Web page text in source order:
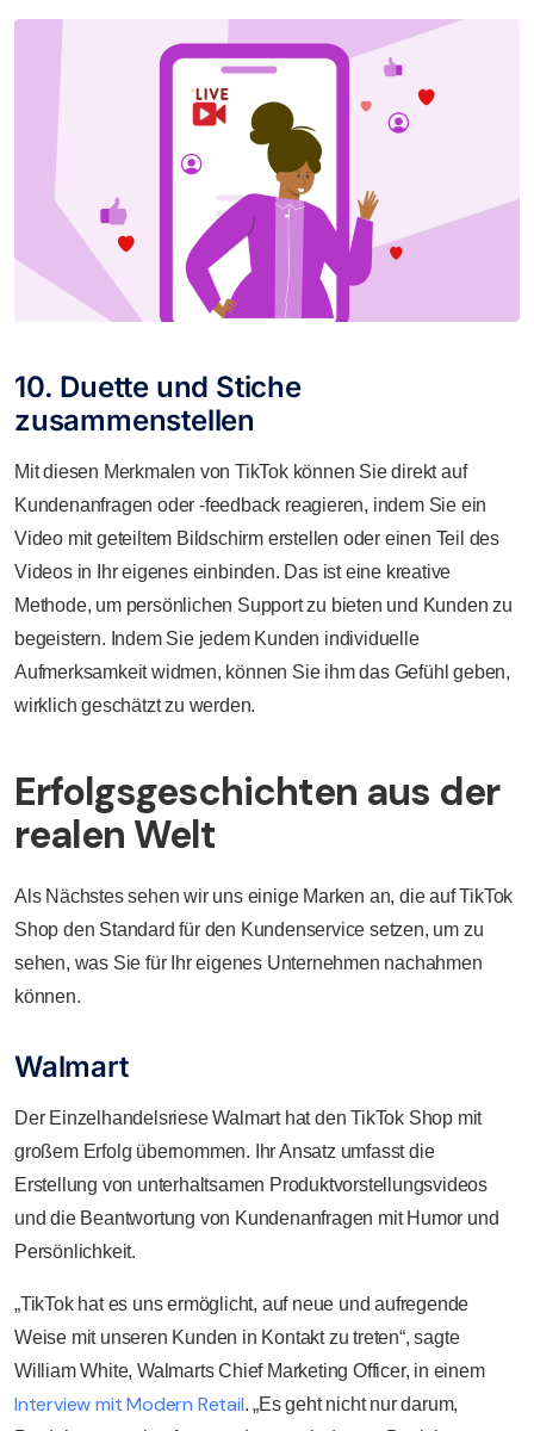
10. Duette und Stiche
zusammenstellen
Mit diesen Merkmalen von TikTok können Sie direkt auf
Kundenanfragen oder -feedback reagieren, indem Sie ein
Video mit geteiltem Bildschirm erstellen oder einen Teil des
Videos in Ihr eigenes einbinden. Das ist eine kreative
Methode, um persönlichen Support zu bieten und Kunden zu
begeistern. Indem Sie jedem Kunden individuelle
Aufmerksamkeit widmen, können Sie ihm das Gefühl geben,
wirklich geschätzt zu werden.
Erfolgsgeschichten aus der
realen Welt
Als Nächstes sehen wir uns einige Marken an, die auf TikTok
Shop den Standard für den Kundenservice setzen, um zu
sehen, was Sie für Ihr eigenes Unternehmen nachahmen
können.
Walmart
Der Einzelhandelsriese Walmart hat den TikTok Shop mit
großem Erfolg übernommen. Ihr Ansatz umfasst die
Erstellung von unterhaltsamen Produktvorstellungsvideos
und die Beantwortung von Kundenanfragen mit Humor und
Persönlichkeit.
„TikTok hat es uns ermöglicht, auf neue und aufregende
Weise mit unseren Kunden in Kontakt zu treten“, sagte
William White, Walmarts Chief Marketing Officer, in einem
Interview mit Modern Retail. „Es geht nicht nur darum,